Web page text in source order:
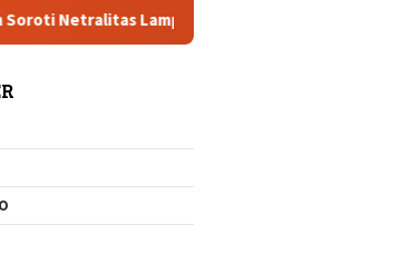
Lampung dan Dugaan Pelanggaran AD/ART